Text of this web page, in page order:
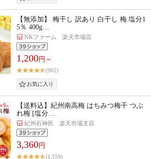
【無添加】 梅干し 訳あり 白干し 梅 塩分1
5％ 400g…
NKファーム 楽天市場店
1,200円～
(902)
【送料込】紀州南高梅 はちみつ梅干 つぶ
れ梅 [塩分…
紀州石神邑 楽天市場支店
3,360円
(1,559)